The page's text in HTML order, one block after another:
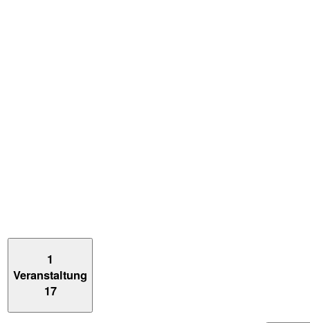
1
Veranstaltung
17